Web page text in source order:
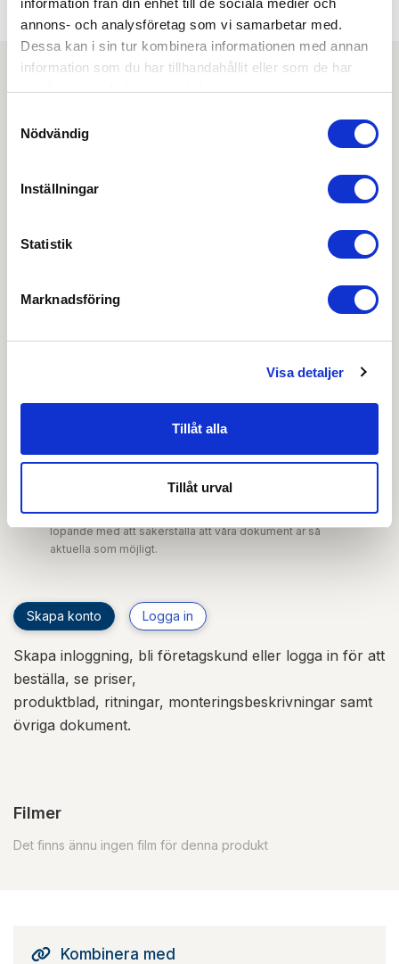
annons- och analysföretag som vi samarbetar med.
Dessa kan i sin tur kombinera informationen med annan
information som du har tillhandahållit eller som de har
samlat in när du har använt deras tjänster.
Nödvändig
Inställningar
Statistik
Marknadsföring
Visa detaljer
Tillåt alla
Tillåt urval
Ladda ner
Connect funktion/anslutning mikrobrytare
Miljödeklaration
Produktkatalog
Urtagsritning PDF
Vi reserverar oss för att det kan finnas
uppdaterade dokument hos leverantören. Vi jobbar
löpande med att säkerställa att våra dokument är så
aktuella som möjligt.
Skapa konto Logga in
Skapa inloggning, bli företagskund eller logga in för att
beställa, se priser,
produktblad, ritningar, monteringsbeskrivningar samt
övriga dokument.
Filmer
Det finns ännu ingen film för denna produkt
Kombinera med